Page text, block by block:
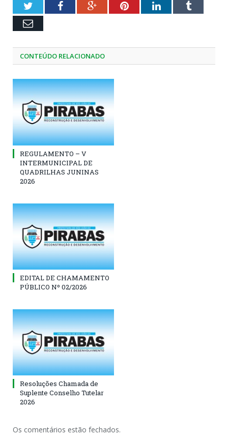
TwitterFacebookGoogle+PinterestLinkedInTumblr
Email
CONTEÚDO RELACIONADO
REGULAMENTO – V
INTERMUNICIPAL DE
QUADRILHAS JUNINAS
2026
EDITAL DE CHAMAMENTO
PÚBLICO Nº 02/2026
Resoluções Chamada de
Suplente Conselho Tutelar
2026
Os comentários estão fechados.